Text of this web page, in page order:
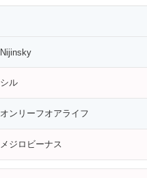
Nijinsky
シル
オンリーフオアライフ
メジロビーナス